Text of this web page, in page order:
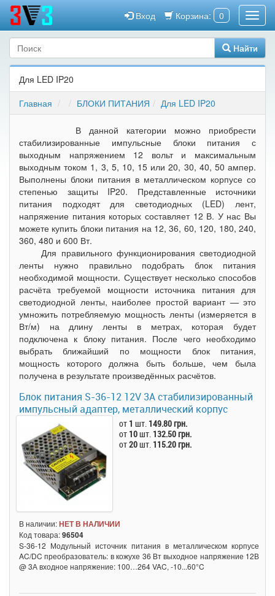
Корзина: 0
Вход
Найти
Для LED IP20
Главная
БЛОКИ ПИТАНИЯ Для LED IP20
В данной категории можно приобрести
стабилизированные импульсные блоки питания с
выходным напряжением 12 вольт и максимальным
выходным током 1, 3, 5, 10, 15 или 20, 30, 40, 50 ампер.
Выполнены блоки питания в металлическом корпусе со
степенью защиты IP20. Представленные источники
питания подходят для светодиодных (LED) лент,
напряжение питания которых составляет 12 В. У нас Вы
можете купить блоки питания на 12, 36, 60, 120, 180, 240,
360, 480 и 600 Вт.
Для правильного функционирования светодиодной
ленты нужно правильно подобрать блок питания
необходимой мощности. Существует несколько способов
расчёта требуемой мощности источника питания для
светодиодной ленты, наиболее простой вариант — это
умножить потребляемую мощность ленты (измеряется в
Вт/м) на длину ленты в метрах, которая будет
подключена к блоку питания. После чего необходимо
выбрать ближайший по мощности блок питания,
мощность которого должна быть больше, чем была
получена в результате произведённых расчётов.
Блок питания S-36-12 12V 3A стабилизированный
импульсный адаптер, металлический корпус
от 1 шт. 149.80 грн.
от 10шт. 132.50 грн.
от20шт. 115.20 грн.
В наличии:НЕТ В НАЛИЧИИ
Код товара:96504
S-36-12 Модульный источник питания в металлическом корпусе
AC/DC преобразователь: в кожухе 36 Вт выходное напряжение 12В
@ 3А входное напряжение: 100…264 VAC, -10...60°C